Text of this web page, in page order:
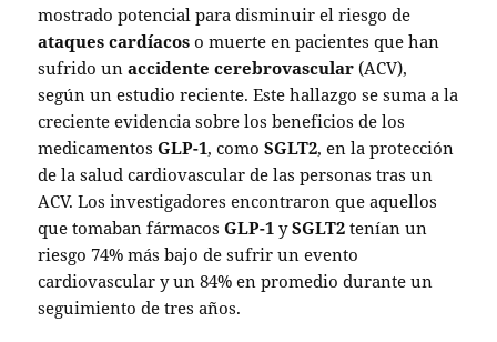
mostrado potencial para disminuir el riesgo de
ataques cardíacos o muerte en pacientes que han
sufrido unaccidente cerebrovascular (ACV),
según un estudio reciente. Este hallazgo se suma a la
creciente evidencia sobre los beneficios de los
medicamentosGLP-1, comoSGLT2, en la protección
de la salud cardiovascular de las personas tras un
ACV. Los investigadores encontraron que aquellos
que tomaban fármacosGLP-1 ySGLT2 tenían un
riesgo 74% más bajo de sufrir un evento
cardiovascular y un 84% en promedio durante un
seguimiento de tres años.